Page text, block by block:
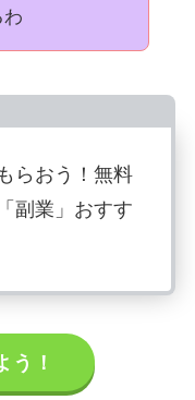
わ
らおう！無料
副業」おすす
う！